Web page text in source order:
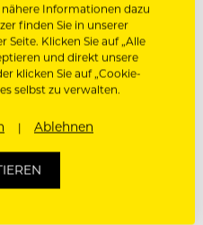
an:
Informationen dazu
finden Sie in unserer
Klicken Sie auf „Alle
und direkt unsere
klicken Sie auf „Cookie-
selbst zu verwalten.
Ablehnen